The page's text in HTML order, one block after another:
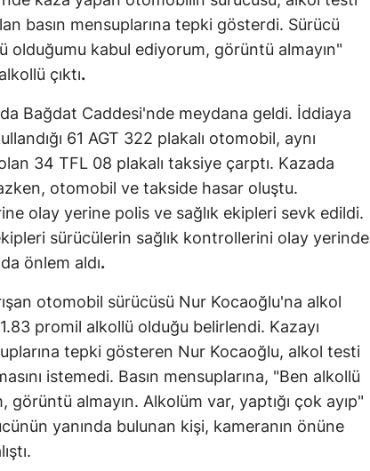
basın mensuplarına tepki gösterdi. Sürücü
olduğumu kabul ediyorum, görüntü almayın"
çıktı.
Bağdat Caddesi'nde meydana geldi. İddiaya
61 AGT 322 plakalı otomobil, aynı
34 TFL 08 plakalı taksiye çarptı. Kazada
otomobil ve takside hasar oluştu.
olay yerine polis ve sağlık ekipleri sevk edildi.
sürücülerin sağlık kontrollerini olay yerinde
önlem aldı.
otomobil sürücüsü Nur Kocaoğlu'na alkol
promil alkollü olduğu belirlendi. Kazayı
tepki gösteren Nur Kocaoğlu, alkol testi
istemedi. Basın mensuplarına, "Ben alkollü
almayın. Alkolüm var, yaptığı çok ayıp"
yanında bulunan kişi, kameranın önüne